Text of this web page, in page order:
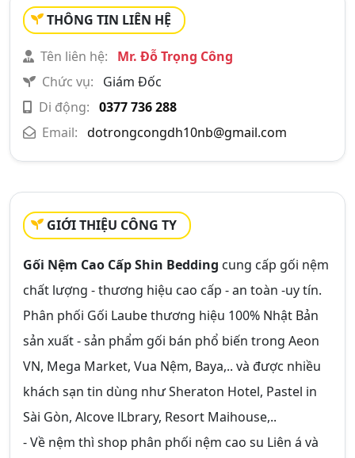
THÔNG TIN LIÊN HỆ
Tên liên hệ:
Mr. Đỗ Trọng Công
Chức vụ:
Giám Đốc
Di động: 0377 736 288
Email: dotrongcongdh10nb@gmail.com
GIỚI THIỆU CÔNG TY
Gối Nệm Cao Cấp Shin Bedding cung cấp gối nệm
chất lượng - thương hiệu cao cấp - an toàn -uy tín.
Phân phối Gối Laube thương hiệu 100% Nhật Bản
sản xuất - sản phẩm gối bán phổ biến trong Aeon
VN, Mega Market, Vua Nệm, Baya,.. và được nhiều
khách sạn tin dùng như Sheraton Hotel, Pastel in
Sài Gòn, Alcove lLbrary, Resort Maihouse,..
- Về nệm thì shop phân phối nệm cao su Liên á và